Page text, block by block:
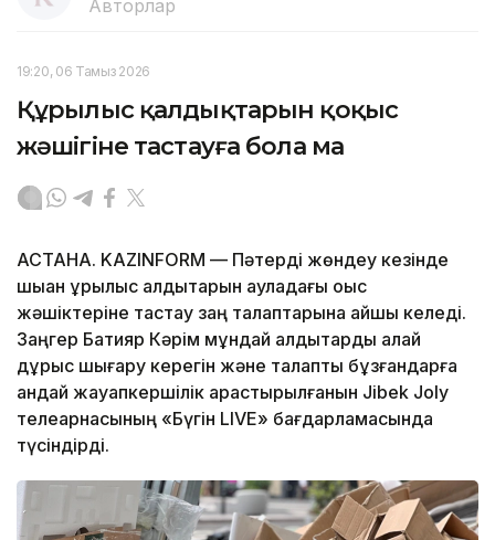
Авторлар
19:20, 06 Тамыз 2026
Құрылыс қалдықтарын қоқыс
жәшігіне тастауға бола ма
АСТАНА. KAZINFORM — Пәтерді жөндеу кезінде
шыққан құрылыс қалдықтарын ауладағы қоқыс
жәшіктеріне тастау заң талаптарына қайшы келеді.
Заңгер Бақтияр Кәрім мұндай қалдықтарды қалай
дұрыс шығару керегін және талапты бұзғандарға
қандай жауапкершілік қарастырылғанын Jibek Joly
телеарнасының «Бүгін LIVE» бағдарламасында
түсіндірді.